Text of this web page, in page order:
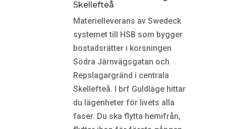
Skellefteå
Materielleverans av Swedeck
systemet till HSB som bygger
bostadsrätter i korsningen
Södra Järnvägsgatan och
Repslagargränd i centrala
Skellefteå. I brf Guldläge hittar
du lägenheter för livets alla
faser. Du ska flytta hemifrån,